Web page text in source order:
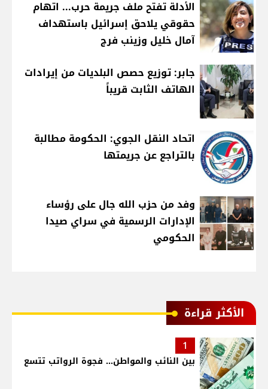
الأدلة تفتح ملف جريمة حرب... اتهام
حقوقي يلاحق إسرائيل باستهداف
آمال خليل وزينب فرج
جابر: توزيع حصص البلديات من إيرادات
الهاتف الثابت قريباً
اتحاد النقل الجوي: الحكومة مطالبة
بالتراجع عن جريمتها
وفد من حزب الله جال على رؤساء
الإدارات الرسمية في سراي صيدا
الحكومي
الأكثر قراءة
1
بين النائب والمواطن... فجوة الرواتب تتسع